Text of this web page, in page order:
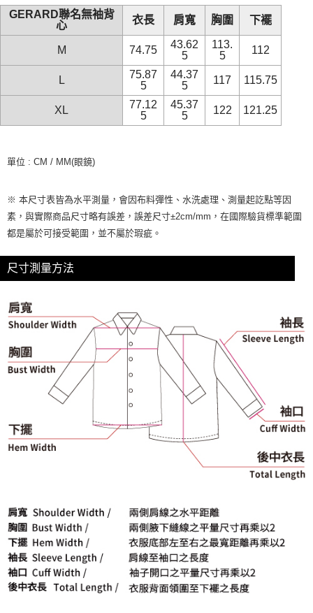
帳／街口支付／iPASS MONEY」等通路繳費。
【注意事項】
1.本服務係由「台灣大哥大股份有限公司」（以下簡稱本公司）所提供，讓
用戶於交易時，得透過本服務購買商品或服務，並由商店將買賣／分期付款
買賣價金債權讓與本公司後，依約使用本公司帳單繳交帳款。
2.基於同意付款使用「大哥付你分期」之契約關係目的，商店將以您的個人
資料（包含姓名、電話或地址）提供予台灣大哥大進項蒐集、處理及利用，
由本公司與您本人進行分期帳單所需資料之確認、核對及更正。
3.完整用戶服務條款，請詳閱以下連結：
https://oppay.tw/userRule
２．訂單成立數日內，您將收到繳費通知簡訊。
３．收到繳費通知簡訊後14天內，點擊此簡訊中的連結，可透過四大超商／
ATM／網路銀行／等多元方式進行付款，方視為交易完成。
※ 請注意：結帳手續完成當下不需立刻繳費，但若您需要取消訂單，請聯絡
購買商品的店家。未經商家同意取消之訂單仍視為有效，需透過AFTEE先享
後付繳納相關費用。
※ 交易是否成功請以「AFTEE先享後付 」之結帳頁面顯示為準，若有關於
是否繳費成功／繳費後需取消欲退款等相關疑問，請聯繫「AFTEE先享後付
客戶支援中心」
https://netprotections.freshdesk.com/support/home
易，需依本服務之必要範圍內提供個人資料，並將交易相關給付款項請求債
https://aftee.tw/terms/#terms3
３．未成年的使用者請事先徵得法定代理人或監護人之同意方可使用
任。
時審查核予不同之上限額度；若仍有額度不足之情形，本公司將視審查結果
請求用戶進行身份認證。
恩沛科技股份有限公司將有權停止該用戶之使用額度並採取法律行動。
每筆NT$70，滿NT$899(含以上)免運費
每筆NT$100，滿NT$1,000(含以上)免運費
京站台北店客服中心(1F星巴克旁) 即日起不提供京站紙袋，取件時
請自備購物袋，若需購買紙袋可現場詢問
免運費
GERARD聯名無袖背
心
衣長 肩寬 胸圍 下襬
M 74.75
43.62
5
113.
5
112
L
75.87
5
44.37
5
117 115.75
XL
77.12
5
45.37
5
122 121.25
單位 : CM / MM(眼鏡)
※ 本尺寸表皆為水平測量，會因布料彈性、水洗處理、測量起訖點等因
素，與實際商品尺寸略有誤差，誤差尺寸±2cm/mm，在國際驗貨標準範圍
都是屬於可接受範圍，並不屬於瑕疵。
尺寸測量方法